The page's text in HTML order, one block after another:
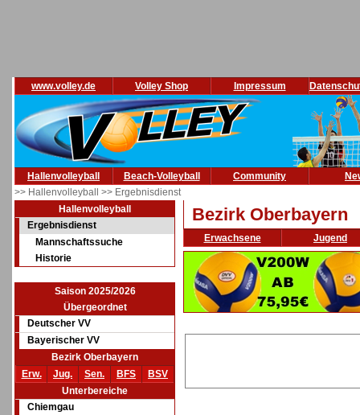
www.volley.de Volley Shop Impressum
Hallenvolleyball Beach-Volleyball Community
>> Hallenvolleyball >> Ergebnisdienst
Hallenvolleyball
Ergebnisdienst
Mannschaftssuche
Historie
Saison 2025/2026
Übergeordnet
Deutscher VV
Bayerischer VV
Bezirk Oberbayern
Erw.
Jug. Sen. BFS
BSV
Unterbereiche
Chiemgau
Bezirk Oberbayern
Erwachsene Jugend